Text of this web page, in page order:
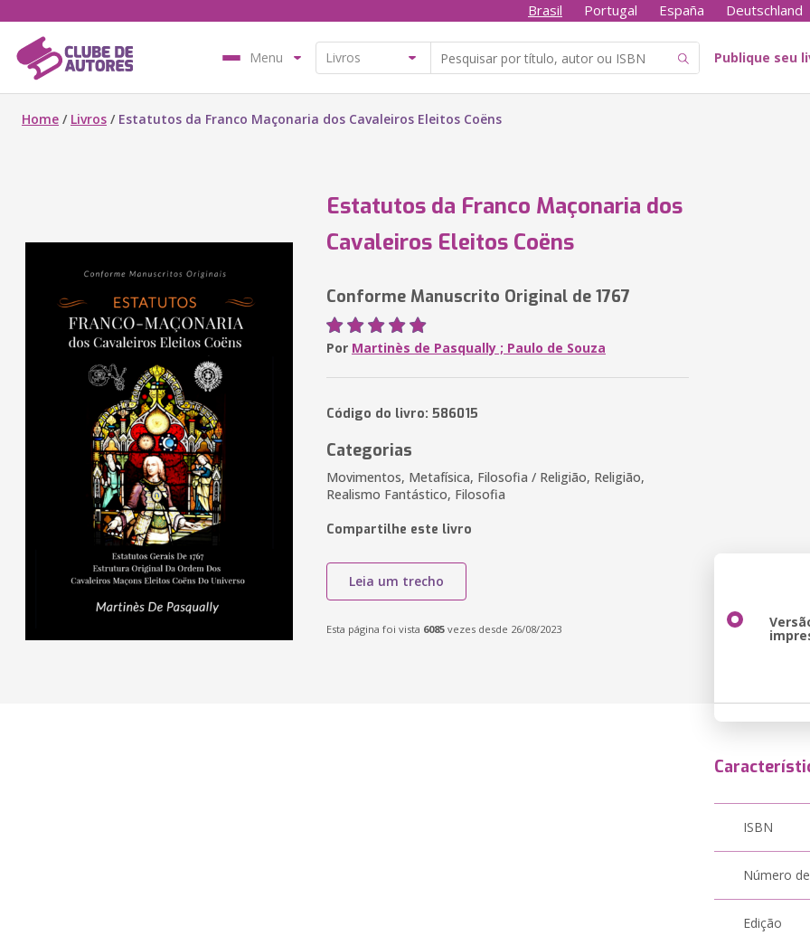
Brasil Portugal España Deutschland
Menu Publique seu
Home / Livros / Estatutos da Franco Maçonaria dos Cavaleiros Eleitos Coëns
Estatutos da Franco Maçonaria dos
Cavaleiros Eleitos Coëns
Conforme Manuscrito Original de 1767
Por Martinès de Pasqually ; Paulo de Souza
Código do livro: 586015
Categorias
Movimentos, Metafísica, Filosofia / Religião, Religião,
Realismo Fantástico, Filosofia
Compartilhe este livro
Leia um trecho
Esta página foi vista 6085 vezes desde 26/08/2023
ISBN
Número
Edição